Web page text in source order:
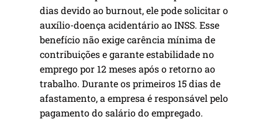
dias devido ao burnout, ele pode solicitar o
auxílio-doença acidentário ao INSS. Esse
benefício não exige carência mínima de
contribuições e garante estabilidade no
emprego por 12 meses após o retorno ao
trabalho. Durante os primeiros 15 dias de
afastamento, a empresa é responsável pelo
pagamento do salário do empregado.